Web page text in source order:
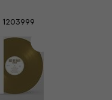
1203999